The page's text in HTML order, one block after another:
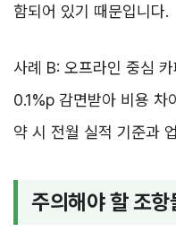
함되어 있기 때문입니다.
사례 B: 오프라인 중심
0.1%p 감면받아 비용 차
약 시 전월 실적 기준과
주의해야 할 조항